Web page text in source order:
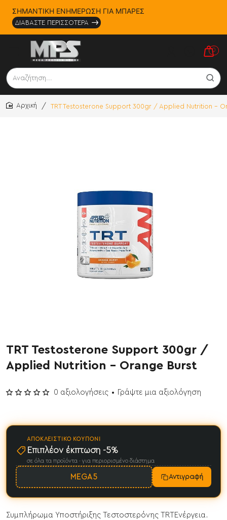
ΣΗΜΑΝΤΙΚΗ ΕΝΗΜΕΡΩΣΗ ΓΙΑ ΜΠΑΡΕΣ
ΔΙΑΒΑΣΤΕ ΠΕΡΙΣΣΟΤΕΡΑ
0
Αναζήτηση...
TRT Testosterone Support 300gr / Applied Nutrition -
ΝΕΟ
TRT Testosterone Support 300gr /
Applied Nutrition - Orange Burst
0 αξιολογήσεις • Γράψτε μια αξιολόγηση
ΑΠΟΚΛΕΙΣΤΙΚΌ ΚΟΥΠΌΝΙ
Επιπλέον έκπτωση -5%
σε όλα τα προϊόντα · για περιορισμένο διάστημα
MEGA5 Αντιγραφή
Συμπλήρωμα Υποστήριξης Τεστοστερόνης TRTΕνέργεια.